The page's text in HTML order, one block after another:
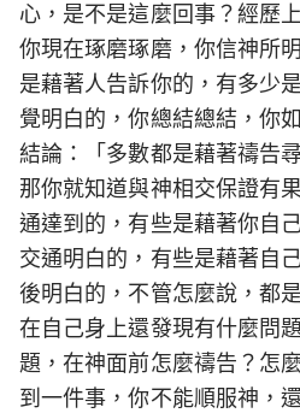
心，是不是這麼回事？經歷
你現在琢磨琢磨，你信神所
是藉著人告訴你的，有多少
覺明白的，你總結總結，你
結論：「多數都是藉著禱告
那你就知道與神相交保證有
通達到的，有些是藉著你自
交通明白的，有些是藉著自
後明白的，不管怎麼說，都
在自己身上還發現有什麼問
題，在神面前怎麼禱告？怎
到一件事，你不能順服神，